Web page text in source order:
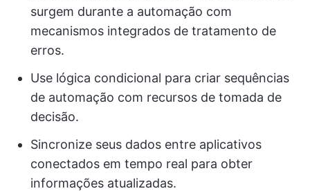
surgem durante a automação com
mecanismos integrados de tratamento de
erros.
Use lógica condicional para criar sequências
de automação com recursos de tomada de
decisão.
Sincronize seus dados entre aplicativos
conectados em tempo real para obter
informações atualizadas.